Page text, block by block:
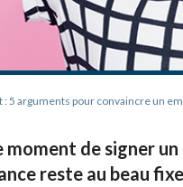
: 5 arguments pour convaincre un
moment de signer
reste au beau